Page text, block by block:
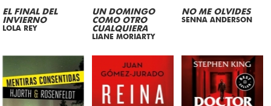
EL FINAL DEL
INVIERNO
LOLA REY
UN DOMINGO
COMO OTRO
CUALQUIERA
LIANE MORIARTY
NO ME OLVIDES
SENNA ANDERSON